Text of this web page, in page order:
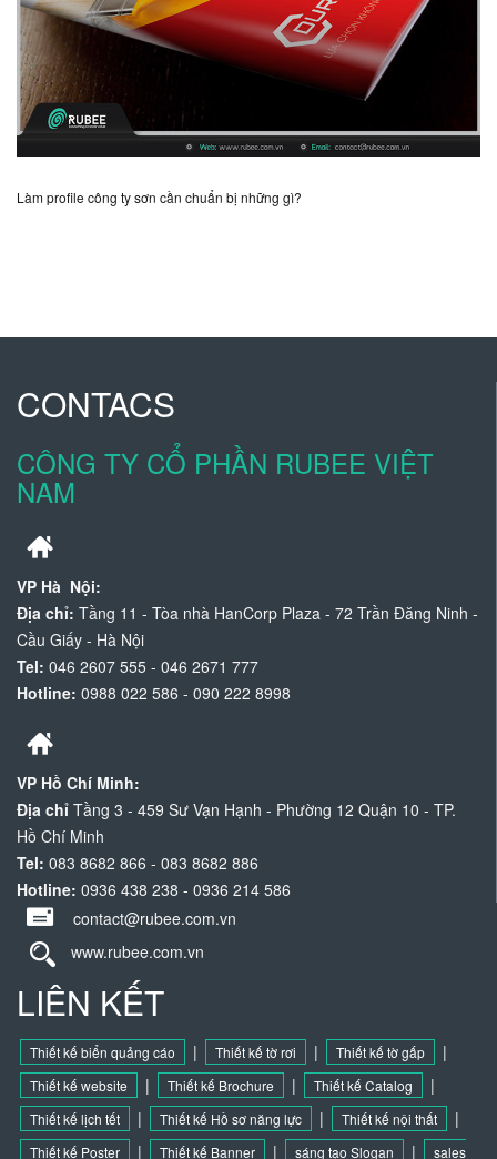
Làm profile công ty sơn cần chuẩn bị những gì?
CONTACS
CÔNG TY CỔ PHẦN RUBEE VIỆT
NAM
VP Hà Nội:
Địa chỉ: Tầng 11 - Tòa nhà HanCorp Plaza - 72 Trần Đăng Ninh -
Cầu Giấy - Hà Nội
Tel: 046 2607 555 - 046 2671 777
Hotline: 0988 022 586 - 090 222 8998
VP Hồ Chí Minh:
Địa chỉ Tầng 3 - 459 Sư Vạn Hạnh - Phường 12 Quận 10 - TP.
Hồ Chí Minh
Tel: 083 8682 866 - 083 8682 886
Hotline: 0936 438 238 - 0936 214 586
contact@rubee.com.vn
www.rubee.com.vn
LIÊN KẾT
Thiết kế biển quảng cáo | Thiết kế tờ rơi | Thiết kế tờ gấp |
Thiết kế website | Thiết kế Brochure | Thiết kế Catalog |
Thiết kế lịch tết | Thiết kế Hồ sơ năng lực | Thiết kế nội thất |
Thiết kế Poster | Thiết kế Banner | sáng tạo Slogan | sales